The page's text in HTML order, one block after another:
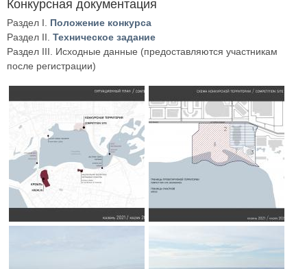
Конкурсная документация
Раздел I. Положение конкурса
Раздел II. Техническое задание
Раздел III. Исходные данные (предоставляются участникам
после регистрации)